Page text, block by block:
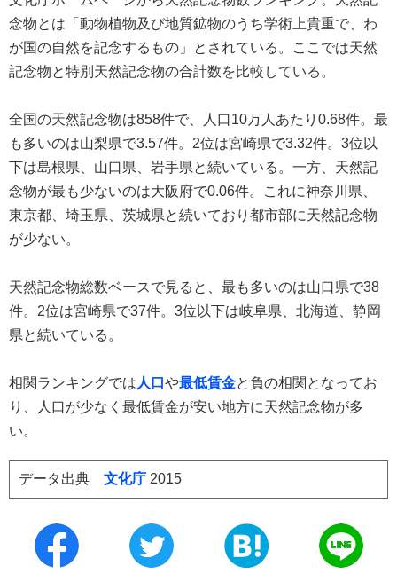
念物とは「動物植物及び地質鉱物のうち学術上貴重で、わ
が国の自然を記念するもの」とされている。ここでは天然
記念物と特別天然記念物の合計数を比較している。
全国の天然記念物は858件で、人口10万人あたり0.68件。最
も多いのは山梨県で3.57件。2位は宮崎県で3.32件。3位以
下は島根県、山口県、岩手県と続いている。一方、天然記
念物が最も少ないのは大阪府で0.06件。これに神奈川県、
東京都、埼玉県、茨城県と続いており都市部に天然記念物
が少ない。
天然記念物総数ベースで見ると、最も多いのは山口県で38
件。2位は宮崎県で37件。3位以下は岐阜県、北海道、静岡
県と続いている。
相関ランキングでは 人口 や最低賃金と負の相関となってお
り、人口が少なく最低賃金が安い地方に天然記念物が多
い。
データ出典 文化庁 2015